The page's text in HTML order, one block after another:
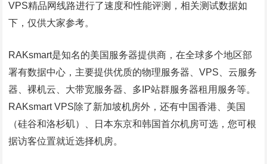
VPS精品网线路进行了速度和性能评测，相关测试数据如
下，仅供大家参考。
RAKsmart是知名的美国服务器提供商，在全球多个地区部
署有数据中心，主要提供优质的物理服务器、VPS、云服务
器、裸机云、大带宽服务器、多IP站群服务器租用服务等。
RAKsmart VPS除了新加坡机房外，还有中国香港、美国
（硅谷和洛杉矶）、日本东京和韩国首尔机房可选，您可根
据访客位置就近选择机房。